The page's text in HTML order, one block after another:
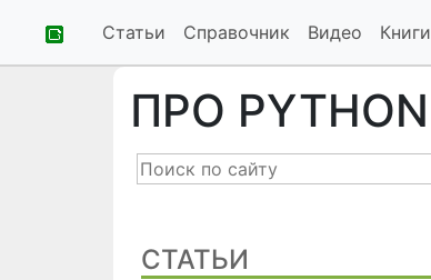
Статьи Справочник Видео Книги
ПРО PYTHON
СТАТЬИ